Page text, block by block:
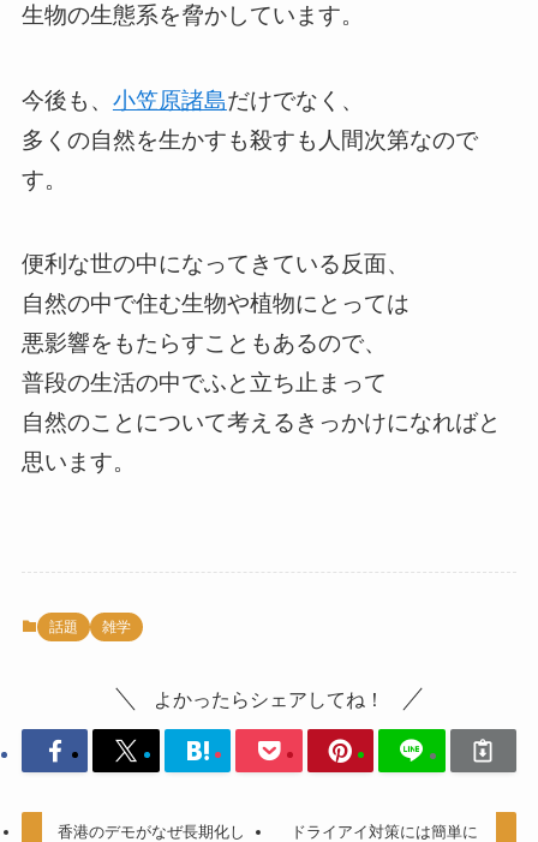
生物の生態系を脅かしています。
今後も、 小笠原諸島だけでなく、
多くの自然を生かすも殺すも人間次第なので
す。
便利な世の中になってきている反面、
自然の中で住む生物や植物にとっては
悪影響をもたらすこともあるので、
普段の生活の中でふと立ち止まって
自然のことについて考えるきっかけになればと
思います。
話題 雑学
よかったらシェアしてね！
香港のデモがなぜ長期化し
ドライアイ対策には簡単に